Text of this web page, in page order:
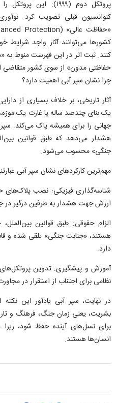
پروتکل دوم (۱۹۹۹):
کنوانسیون قبلی تصویب کرد.
کشور‌ها می‌توانند آثار واجد شرایط
کنند. ثبت اثر در این فهرست منوط به
حفاظتی مدون» از سوی کشور
چرا نشان سپر آبی اهمیت دارد؟
آثار تاریخی، بر خلاف بسیاری از
یک بنای چندصد ساله یا غارت یک
جهانی را برای همیشه پاک می‌کند.
هشدار می‌دهد که طبق قوانین
جنگی» محسوب می‌شود.
مهم‌ترین کارکرد‌های نشان سپر آبی
شناسه‌گذاری فیزیکی: نصب پلاک‌های
ارزش جهت هشدار به طرفین درگیر
الزام حقوقی: طبق قوانین
هستند، «جنابت جنگی» تلقی شده و
دارد.
آموزش و پیشگیری: تدوین پروتکل‌های
نظامی برای اجتناب از استقرار در
در نهایت، سپر آبی یادآور این
بشریت، یعنی زمان جنگ، فرهنگ و
برای نسل‌های آینده حفظ شود،
انسان‌ها هستند.